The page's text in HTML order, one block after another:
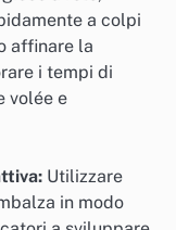
a colpi
affinare la
i tempi di
volée e
Utilizzare
in modo